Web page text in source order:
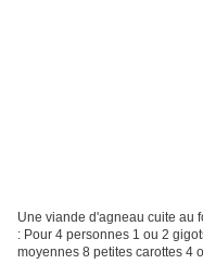
Une viande d'agneau cuite au
: Pour 4 personnes 1 ou 2
moyennes 8 petites carottes 4